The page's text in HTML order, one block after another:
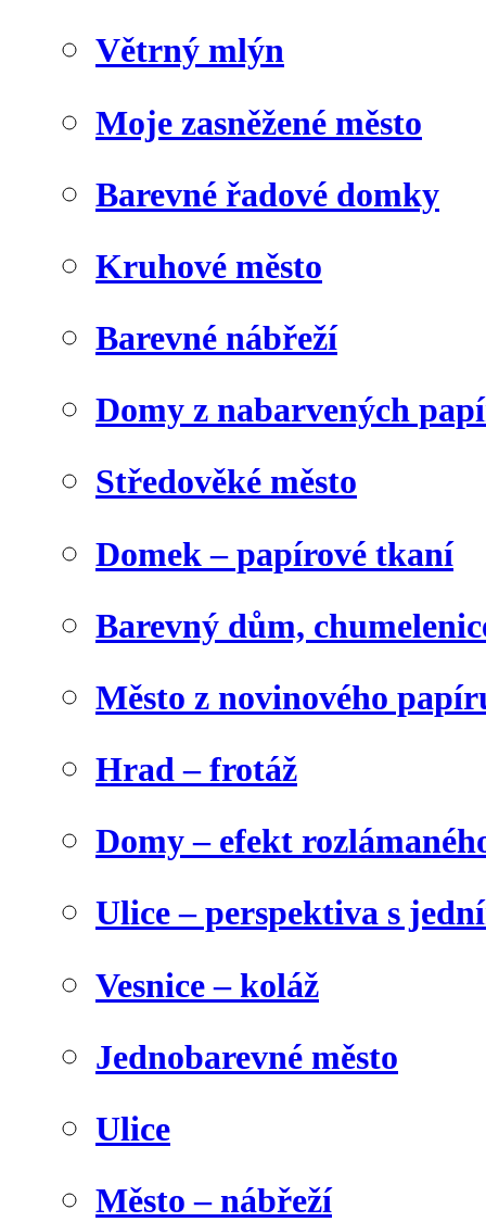
Větrný mlýn
Moje zasněžené město
Barevné řadové domky
Kruhové město
Barevné nábřeží
Domy z nabarvených
Středověké město
Domek – papírové tkaní
Barevný dům,
Město z novinového
Hrad – frotáž
Domy – efekt
Ulice – perspektiva s
Vesnice – koláž
Jednobarevné město
Ulice
Město – nábřeží